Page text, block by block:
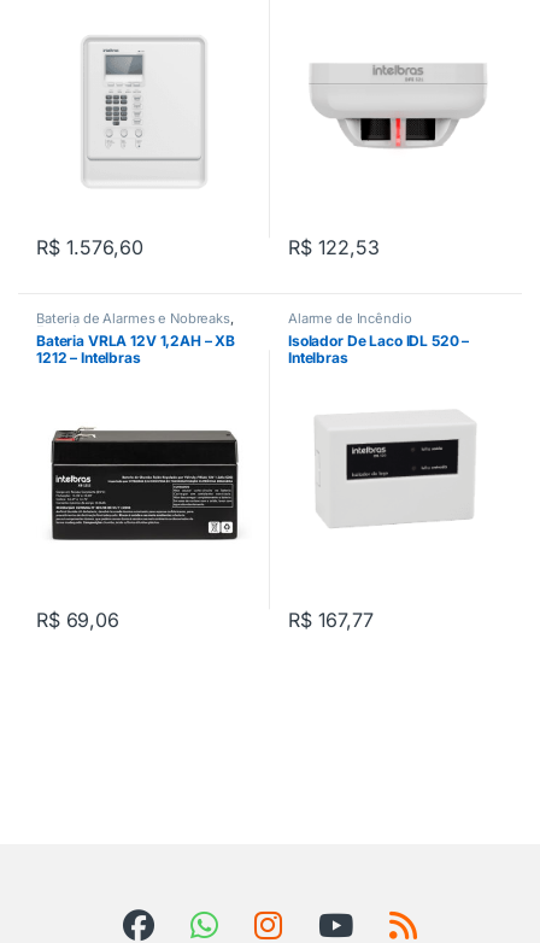
R$1.576,60 R$122,53
Bateria de Alarmes e Nobreaks,
Energia
Bateria VRLA 12V 1,2AH – XB
1212 – Intelbras
R$69,06
Alarme de Incêndio
Isolador De Laco IDL 520 –
Intelbras
R$167,77